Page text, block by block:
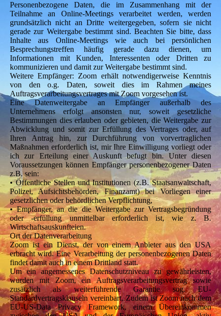
Personenbezogene Daten, die im Zusammenhang mit der
Teilnahme an Online-Meetings verarbeitet werden, werden
grundsätzlich nicht an Dritte weitergegeben, sofern sie nicht
gerade zur Weitergabe bestimmt sind. Beachten Sie bitte, dass
Inhalte aus Online-Meetings wie auch bei persönlichen
Besprechungstreffen häufig gerade dazu dienen, um
Informationen mit Kunden, Interessenten oder Dritten zu
kommunizieren und damit zur Weitergabe bestimmt sind.
Weitere Empfänger: Zoom erhält notwendigerweise Kenntnis
von den o.g. Daten, soweit dies im Rahmen meines
Auftragsverarbeitungsvertrages mit Zoom vorgesehen ist.
Eine Datenweitergabe an Empfänger außerhalb des
Unternehmens erfolgt ansonsten nur, soweit gesetzliche
Bestimmungen dies erlauben oder gebieten, die Weitergabe zur
Abwicklung und somit zur Erfüllung des Vertrages oder, auf
Ihren Antrag hin, zur Durchführung von vorvertraglichen
Maßnahmen erforderlich ist, mir Ihre Einwilligung vorliegt oder
ich zur Erteilung einer Auskunft befugt bin. Unter diesen
Voraussetzungen können Empfänger personenbezogener Daten
z.B. sein:
• Öffentliche Stellen und Institutionen (z.B. Staatsanwaltschaft,
Polizei, Aufsichtsbehörden, Finanzamt) bei Vorliegen einer
gesetzlichen oder behördlichen Verpflichtung,
• Empfänger, an die die Weitergabe zur Vertragsbegründung
oder -erfüllung unmittelbar erforderlich ist, wie z. B.
Wirtschaftsauskunfteien.
Ort der Datenverarbeitung
Zoom ist ein Dienst, der von einem Anbieter aus den USA
erbracht wird. Eine Verarbeitung der personenbezogenen Daten
findet damit auch in einem Drittland statt.
Um ein angemessenes Datenschutzniveau zu gewährleisten,
wurden mit Zoom, ein Auftragsverarbeitungsvertrag sowie
zusätzlich als weiterführende Garantie sog. EU-
Standardvertragsklauseln vereinbart. Zudem ist Zoom nach dem
EU-US-Data Privacy Framework, einem Übereinkommen